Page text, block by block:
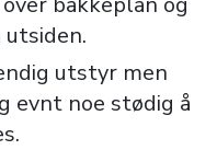
utstyr men
evnt noe stødig å